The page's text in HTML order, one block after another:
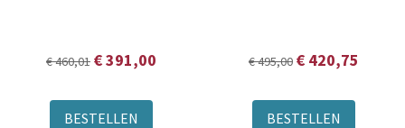
€ 460,01 € 391,00
BESTELLEN
€ 495,00 € 420,75
BESTELLEN